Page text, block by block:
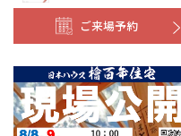
ご来場予約